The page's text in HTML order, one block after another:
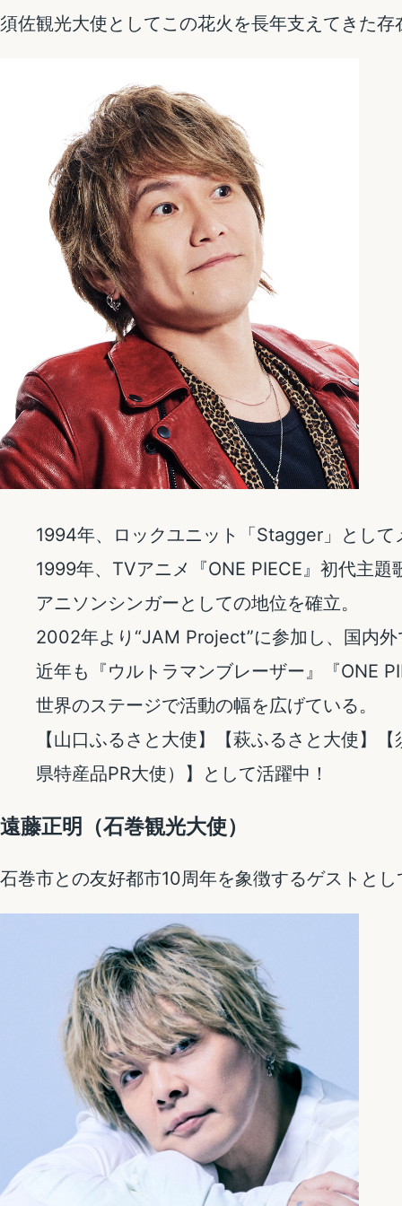
須佐観光大使としてこの花火を長年支えてきた存
1994年、ロックユニット「Stagger」として
1999年、TVアニメ『ONE PIECE』初代主
アニソンシンガーとしての地位を確立。
2002年より“JAM Project”に参加し、国内
近年も『ウルトラマンブレーザー』『ONE
世界のステージで活動の幅を広げている。
【山口ふるさと大使】【萩ふるさと大使】
県特産品PR大使）】として活躍中！
遠藤正明（石巻観光大使）
石巻市との友好都市10周年を象徴するゲストとし